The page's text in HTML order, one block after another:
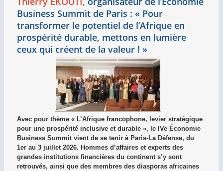
Business Summit de Paris : « Pour
transformer le potentiel de l’Afrique en
prospérité durable, mettons en lumière
ceux qui créent de la valeur ! »
Avec pour thème « L’Afrique francophone, levier stratégique
pour une prospérité inclusive et durable », le IVe Économie
Business Summit vient de se tenir à Paris-La Défense, du
1er au 3 juillet 2026. Hommes d’affaires et experts des
grandes institutions financières du continent s’y sont
retrouvés, ainsi que des membres des diasporas africaines